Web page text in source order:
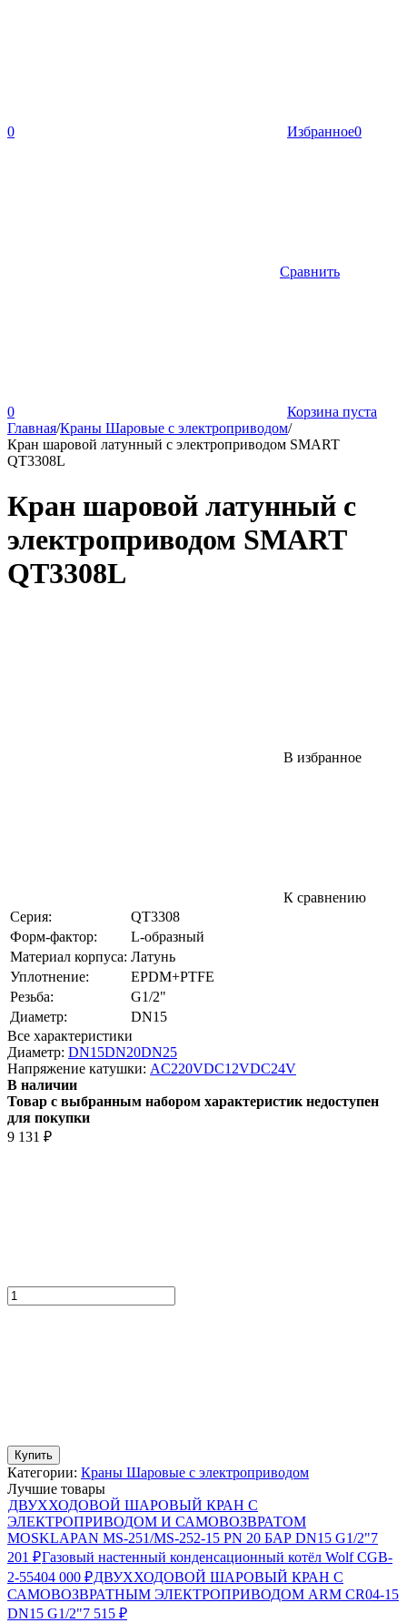
0 Избранное0
Сравнить
0
Корзина пуста
Главная/Краны Шаровые с электроприводом/
Кран шаровой латунный с электроприводом SMART
QT3308L
Кран шаровой латунный с
электроприводом SMART
QT3308L
В избранное
К сравнению
Серия:
QT3308
Форм-фактор:
L-образный
Материал корпуса: Латунь
Уплотнение:
EPDM+PTFE
Резьба:
G1/2"
Диаметр:
DN15
Все характеристики
Диаметр: DN15DN20DN25
Напряжение катушки: AC220VDC12VDC24V
В наличии
Товар с выбранным набором характеристик недоступен
для покупки
9 131 ₽
Купить
Категории: Краны Шаровые с электроприводом
Лучшие товары
ДВУХХОДОВОЙ ШАРОВЫЙ КРАН С
ЭЛЕКТРОПРИВОДОМ И САМОВОЗВРАТОМ
MOSKLAPAN MS-251/MS-252-15 PN 20 БАР DN15 G1/2"7
201 ₽Газовый настенный конденсационный котёл Wolf CGB-
2-55404 000 ₽ДВУХХОДОВОЙ ШАРОВЫЙ КРАН С
САМОВОЗВРАТНЫМ ЭЛЕКТРОПРИВОДОМ ARM CR04-15
DN15 G1/2"7 515 ₽